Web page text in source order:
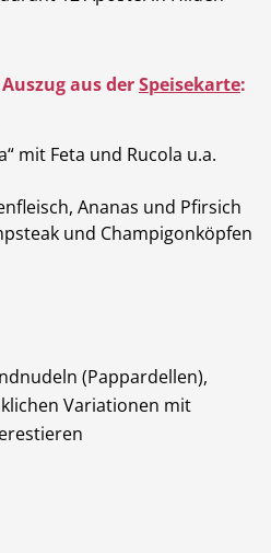
aus derSpeisekarte:
mit Feta und Rucola u.a.
Ananas und Pfirsich
und Champigonköpfen
(Pappardellen),
Variationen mit